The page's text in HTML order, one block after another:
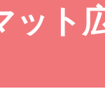
ット